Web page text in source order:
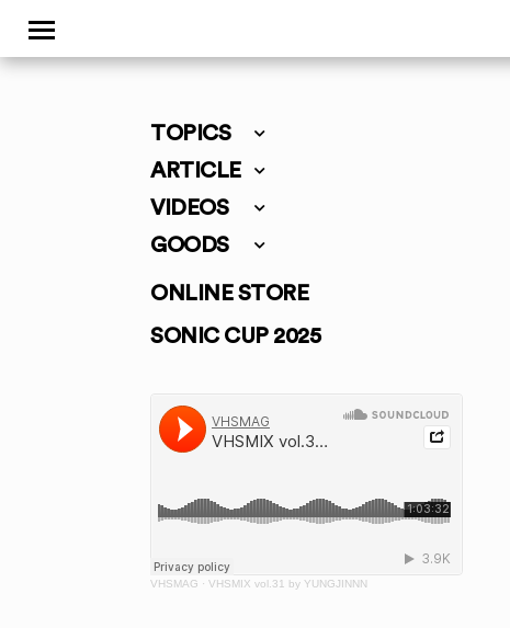
TOPICS
ARTICLE
VIDEOS
GOODS
ONLINE STORE
SONIC CUP 2025
VHSMAG · VHSMIX vol.31 by YUNGJINNN